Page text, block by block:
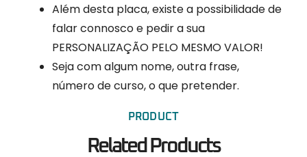
Além desta placa, existe a possibilidade de
falar connosco e pedir a sua
PERSONALIZAÇÃO PELO MESMO VALOR!
Seja com algum nome, outra frase,
número de curso, o que pretender.
PRODUCT
Related Products